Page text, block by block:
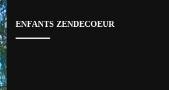
ENFANTS ZENDECOEUR